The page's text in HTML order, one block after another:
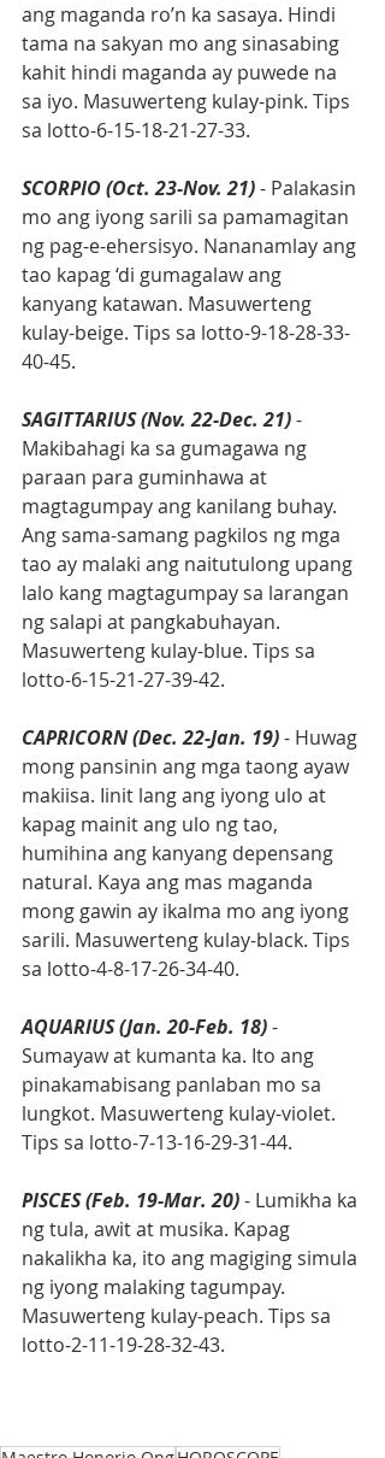
ang maganda ro’n ka sasaya. Hindi
tama na sakyan mo ang sinasabing
kahit hindi maganda ay puwede na
sa iyo. Masuwerteng kulay-pink. Tips
sa lotto-6-15-18-21-27-33.
SCORPIO (Oct. 23-Nov. 21) - Palakasin
mo ang iyong sarili sa pamamagitan
ng pag-e-ehersisyo. Nananamlay ang
tao kapag ‘di gumagalaw ang
kanyang katawan. Masuwerteng
kulay-beige. Tips sa lotto-9-18-28-33-
40-45.
SAGITTARIUS (Nov. 22-Dec. 21) -
Makibahagi ka sa gumagawa ng
paraan para guminhawa at
magtagumpay ang kanilang buhay.
Ang sama-samang pagkilos ng mga
tao ay malaki ang naitutulong upang
lalo kang magtagumpay sa larangan
ng salapi at pangkabuhayan.
Masuwerteng kulay-blue. Tips sa
lotto-6-15-21-27-39-42.
CAPRICORN (Dec. 22-Jan. 19) - Huwag
mong pansinin ang mga taong ayaw
makiisa. Iinit lang ang iyong ulo at
kapag mainit ang ulo ng tao,
humihina ang kanyang depensang
natural. Kaya ang mas maganda
mong gawin ay ikalma mo ang iyong
sarili. Masuwerteng kulay-black. Tips
sa lotto-4-8-17-26-34-40.
AQUARIUS (Jan. 20-Feb. 18) -
Sumayaw at kumanta ka. Ito ang
pinakamabisang panlaban mo sa
lungkot. Masuwerteng kulay-violet.
Tips sa lotto-7-13-16-29-31-44.
PISCES (Feb. 19-Mar. 20) - Lumikha ka
ng tula, awit at musika. Kapag
nakalikha ka, ito ang magiging simula
ng iyong malaking tagumpay.
Masuwerteng kulay-peach. Tips sa
lotto-2-11-19-28-32-43.